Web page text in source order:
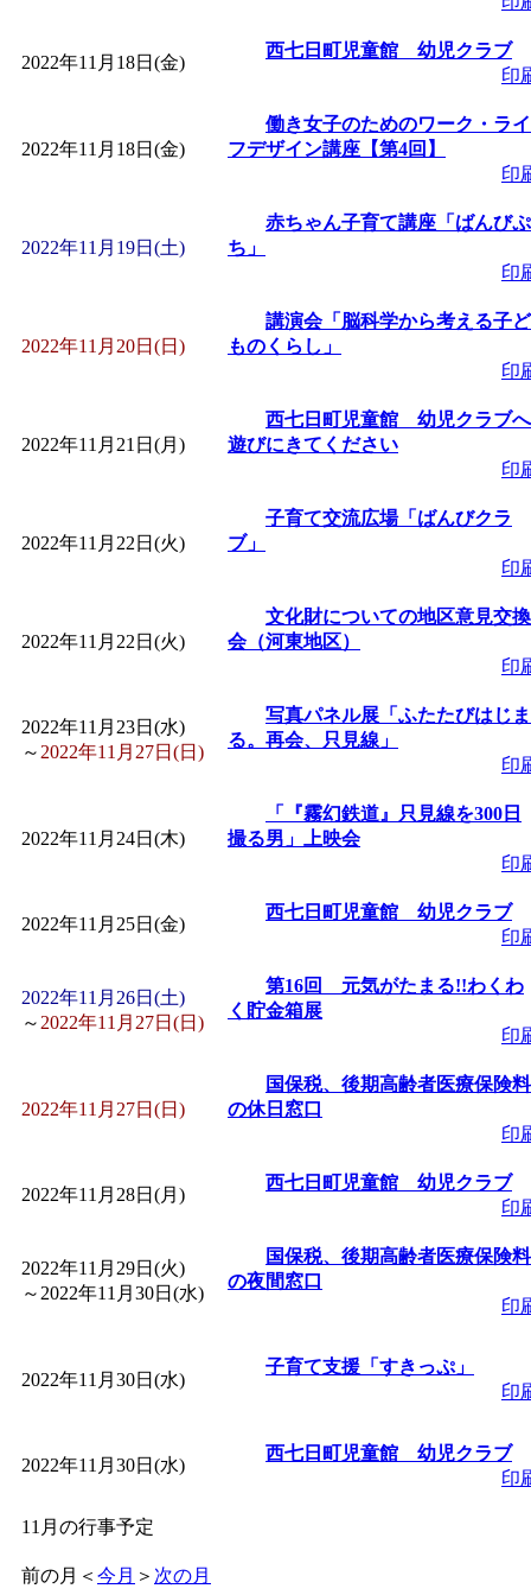
2022年11月18日(金)
西七日町児童館 幼児クラブ
印
2022年11月18日(金)
働き女子のためのワーク・ライ
フデザイン講座【第4回】
印
2022年11月19日(土)
赤ちゃん子育て講座「ばんびぷ
ち」
印
2022年11月20日(日)
講演会「脳科学から考える子ど
ものくらし」
印
2022年11月21日(月)
西七日町児童館 幼児クラブへ
遊びにきてください
印
2022年11月22日(火)
子育て交流広場「ばんびクラ
ブ」
印
2022年11月22日(火)
文化財についての地区意見交換
会（河東地区）
印
2022年11月23日(水)
～ 2022年11月27日(日)
写真パネル展「ふたたびはじま
る。再会、只見線」
印
2022年11月24日(木)
「『霧幻鉄道』只見線を300日
撮る男」上映会
印
2022年11月25日(金)
西七日町児童館 幼児クラブ
印
2022年11月26日(土)
～ 2022年11月27日(日)
第16回 元気がたまる!!わくわ
く貯金箱展
印
2022年11月27日(日)
国保税、後期高齢者医療保険料
の休日窓口
印
2022年11月28日(月)
西七日町児童館 幼児クラブ
印
2022年11月29日(火)
～ 2022年11月30日(水)
国保税、後期高齢者医療保険料
の夜間窓口
印
2022年11月30日(水)
子育て支援「すきっぷ」
印
2022年11月30日(水)
西七日町児童館 幼児クラブ
印
11月の行事予定
前の月 ＜ 今月 ＞ 次の月